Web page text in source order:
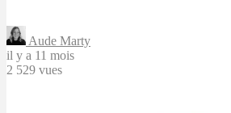
Aude Marty
il y a 11 mois
2 529 vues